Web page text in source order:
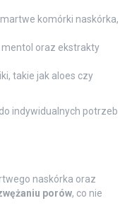
komórki naskórka,
mentol oraz ekstrakty
takie jak aloes czy
indywidualnych potrzeb
naskórka oraz
porów, co nie